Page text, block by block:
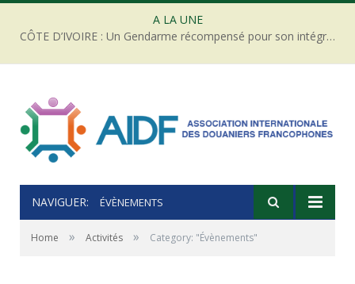
A LA UNE
CÔTE D’IVOIRE : Un Gendarme récompensé pour son intégrité face à une tentative de corruption
NAVIGUER: ÉVÈNEMENTS
Home » Activités » Category: "Évènements"